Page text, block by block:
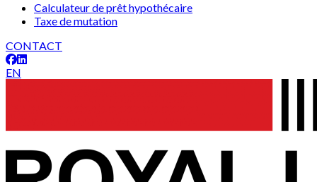
Calculateur de prêt hypothécaire
Taxe de mutation
CONTACT
EN